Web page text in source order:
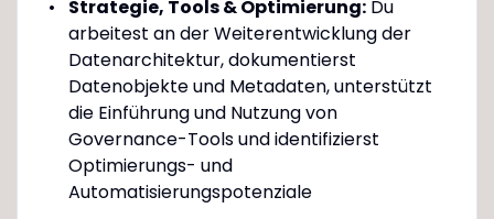
Strategie, Tools & Optimierung:Du
arbeitest an der Weiterentwicklung der
Datenarchitektur, dokumentierst
Datenobjekte und Metadaten, unterstützt
die Einführung und Nutzung von
Governance-Tools und identifizierst
Optimierungs- und
Automatisierungspotenziale